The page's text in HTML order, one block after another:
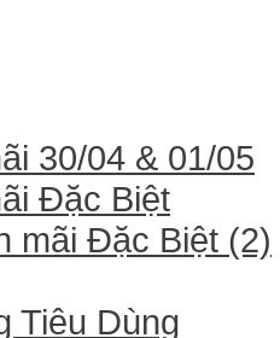
30/04 & 01/05
Đặc Biệt
mãi Đặc Biệt (2)
Tiêu Dùng